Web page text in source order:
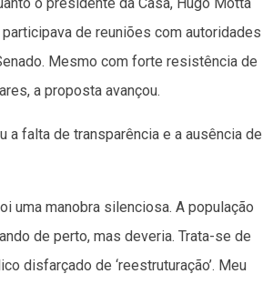
de reuniões com autoridades
Mesmo com forte resistência de
a proposta avançou.
a falta de transparência e a ausência de
uma manobra silenciosa. A população
de perto, mas deveria. Trata-se de
disfarçado de ‘reestruturação’. Meu